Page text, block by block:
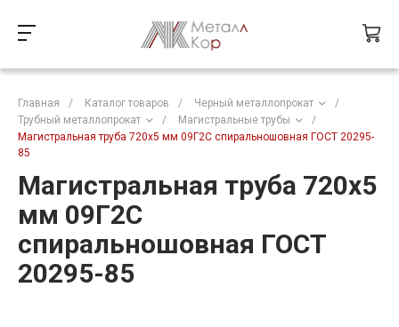
Главная / Каталог товаров / Черный металлопрокат
/
Трубный металлопрокат
/ Магистральные трубы
/
Магистральная труба 720х5 мм 09Г2С спиральношовная ГОСТ 20295-
85
Магистральная труба 720х5
мм 09Г2С
спиральношовная ГОСТ
20295-85